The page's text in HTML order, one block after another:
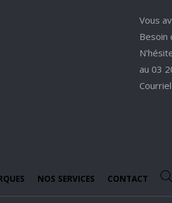
Vous
Besoin
au 03
Courriel
NOS SERVICES CONTACT